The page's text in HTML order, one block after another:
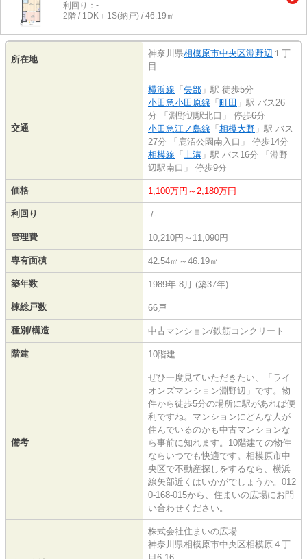
利回り：-
2階 / 1DK＋1S(納戸) / 46.19㎡
所在地
神奈川県相模原市中央区淵野辺 １丁
目
交通
横浜線 「 矢部 」駅 徒歩5分
小田急小田原線 「 町田 」駅 バス26
分 「淵野辺駅北口」 停歩6分
小田急江ノ島線 「 相模大野 」駅 バス
27分 「鹿沼公園南入口」 停歩14分
相模線 「 上溝 」駅 バス16分 「淵野
辺駅南口」 停歩9分
価格 1,100万円～2,180万円
利回り -/-
管理費 10,210円～11,090円
専有面積 42.54㎡～46.19㎡
築年数 1989年 8月 (築37年)
棟総戸数 66戸
種別/構造 中古マンション/鉄筋コンクリート
階建 10階建
備考
ぜひ一度見ていただきたい、「ライ
オンズマンション淵野辺」です。物
件から徒歩5分の場所に駅があれば便
利ですね。マンションにどんな人が
住んでいるのかも中古マンションな
ら事前に知れます。10階建ての物件
ならいつでも快適です。相模原市中
央区で不動産探しをするなら、横浜
線矢部近くはいかがでしょうか。012
0-168-015から、住まいの広場にお問
い合わせください。
株式会社住まいの広場
神奈川県相模原市中央区相模原４丁